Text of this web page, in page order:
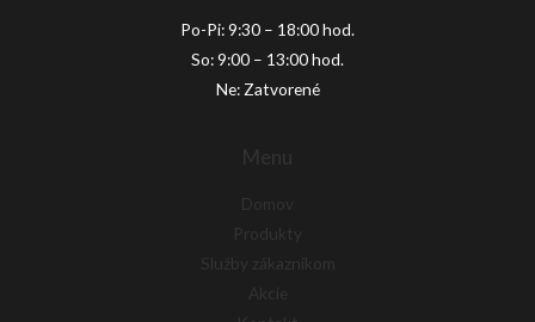
Po-Pi: 9:30 – 18:00 hod.
So: 9:00 – 13:00 hod.
Ne: Zatvorené
Menu